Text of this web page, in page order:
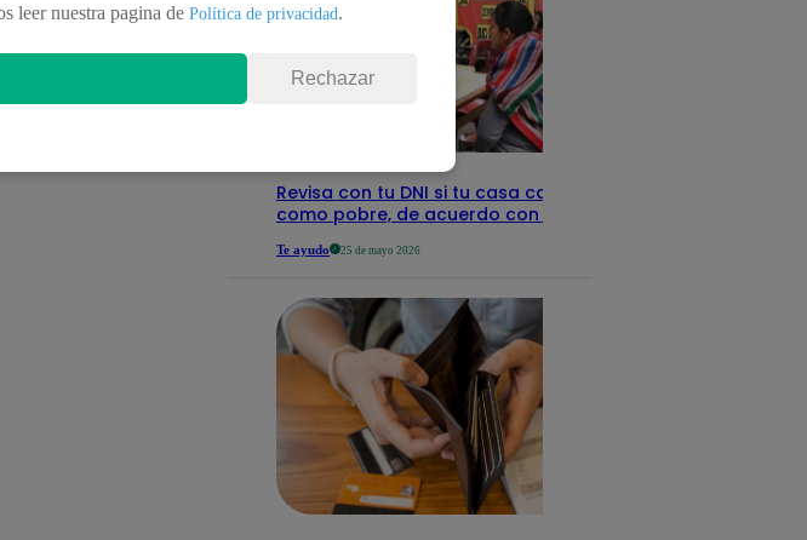
su relación, incluso
compartir en sus
Dan Patrick.
Revisa con tu DNI si tu casa califica
como pobre, de acuerdo con el Sisfoh
Te ayudo 25 de mayo 2026
leer nuestra pagina de Política de privacidad.
Rechazar